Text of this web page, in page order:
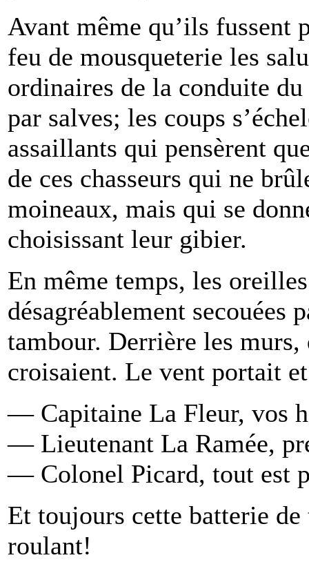
Avant même qu’ils fussent
feu de mousqueterie les
ordinaires de la conduite
par salves; les coups
assaillants qui pensèrent
de ces chasseurs qui ne
moineaux, mais qui se
choisissant leur gibier.
En même temps, les
désagréablement secouées
tambour. Derrière les murs,
croisaient. Le vent portait
— Capitaine La Fleur, vos
— Lieutenant La Ramée,
— Colonel Picard, tout est
Et toujours cette batterie
roulant!